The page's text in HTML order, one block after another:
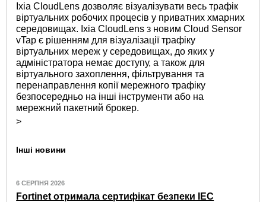
Ixia CloudLens дозволяє візуалізувати весь трафік
віртуальних робочих процесів у приватних хмарних
середовищах. Ixia CloudLens з новим Cloud Sensor
vTap є рішенням для візуалізації трафіку
віртуальних мереж у середовищах, до яких у
адміністратора немає доступу, а також для
віртуального захоплення, фільтрування та
перенаправлення копії мережного трафіку
безпосередньо на інші інструменти або на
мережний пакетний брокер.
>
Інші новини
6 СЕРПНЯ 2026
Fortinet отримала сертифікат безпеки IEC